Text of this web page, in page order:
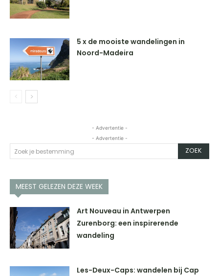
5 x de mooiste wandelingen in
Noord-Madeira
- Advertentie -
- Advertentie -
Zoek je bestemming ZOEK
MEEST GELEZEN DEZE WEEK
Art Nouveau in Antwerpen
Zurenborg: een inspirerende
wandeling
Les-Deux-Caps: wandelen bij Cap